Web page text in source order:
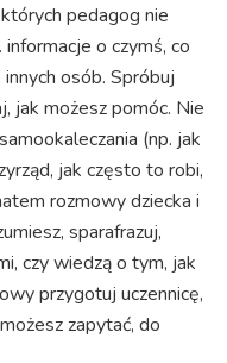
pedagog nie
o czymś, co
osób. Spróbuj
jak możesz pomóc. Nie
(np. jak
jak często to robi,
rozmowy dziecka i
sparafrazuj,
czy wiedzą o tym, jak
przygotuj uczennicę,
zapytać, do